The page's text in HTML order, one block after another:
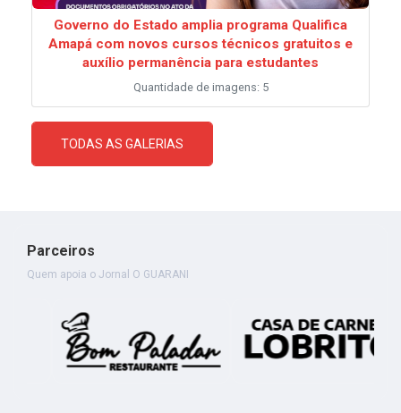
Governo do Estado amplia programa Qualifica
Amapá com novos cursos técnicos gratuitos e
auxílio permanência para estudantes
Quantidade de imagens: 5
TODAS AS GALERIAS
Parceiros
Quem apoia o Jornal O GUARANI